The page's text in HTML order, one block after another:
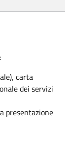
carta
dei servizi
presentazione